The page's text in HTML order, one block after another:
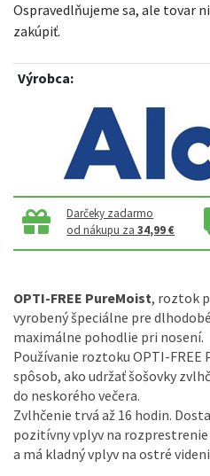
Ospravedlňujeme sa, ale tovar
zakúpiť.
Výrobca:
Darčeky zadarmo
od nákupu za34,99 €
OPTI-FREE PureMoist, roztok
vyrobený špeciálne pre
maximálne pohodlie pri nosení.
Používanie roztoku OPTI-
spôsob, ako udržať šošovky
do neskorého večera.
Zvlhčenie trvá až 16 hodin.
pozitívny vplyv na
a má kladný vplyv na ostré